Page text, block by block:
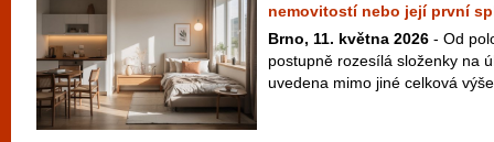
nemovitostí nebo její první
Brno, 11. května 2026 - Od
postupně rozesílá složenky na
uvedena mimo jiné celková